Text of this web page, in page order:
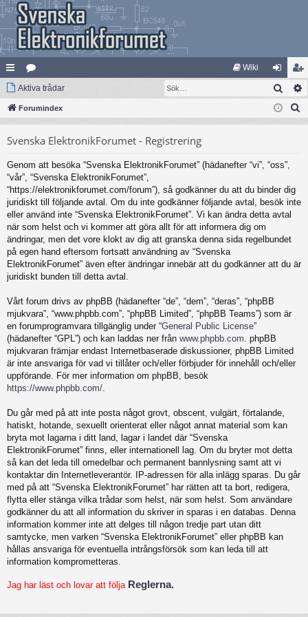
na
bb
ar
at
eg
Wiki
og
ga
li
m
Aktiva trådar Sök
Forumindex
Svenska ElektronikForumet - Registrering
Genom att besöka “Svenska ElektronikForumet” (hädanefter “vi”, “oss”,
“vår”, “Svenska ElektronikForumet”,
“https://elektronikforumet.com/forum”), så godkänner du att du binder dig
juridiskt till följande avtal. Om du inte godkänner följande avtal, besök inte
eller använd inte “Svenska ElektronikForumet”. Vi kan ändra detta avtal
när som helst och vi kommer att göra allt för att informera dig om
ändringar, men det vore klokt av dig att granska denna sida regelbundet
på egen hand eftersom fortsatt användning av “Svenska
ElektronikForumet” även efter ändringar innebär att du godkänner att du är
juridiskt bunden till detta avtal.
Vårt forum drivs av phpBB (hädanefter “de”, “dem”, “deras”, “phpBB
mjukvara”, “www.phpbb.com”, “phpBB Limited”, “phpBB Teams”) som är
en forumprogramvara tillgänglig under “General Public License”
(hädanefter “GPL”) och kan laddas ner från www.phpbb.com . phpBB
mjukvaran främjar endast Internetbaserade diskussioner, phpBB Limited
är inte ansvariga för vad vi tillåter och/eller förbjuder för innehåll och/eller
uppförande. För mer information om phpBB, besök
https://www.phpbb.com/
Du går med på att inte posta något grovt, obscent, vulgärt, förtalande,
hatiskt, hotande, sexuellt orienterat eller något annat material som kan
bryta mot lagarna i ditt land, lagar i landet där “Svenska
ElektronikForumet” finns, eller internationell lag. Om du bryter mot detta
så kan det leda till omedelbar och permanent bannlysning samt att vi
kontaktar din Internetleverantör. IP-adressen för alla inlägg sparas. Du går
med på att “Svenska ElektronikForumet” har rätten att ta bort, redigera,
flytta eller stänga vilka trådar som helst, när som helst. Som användare
godkänner du att all information du skriver in sparas i en databas. Denna
information kommer inte att delges till någon tredje part utan ditt
samtycke, men varken “Svenska ElektronikForumet” eller phpBB kan
hållas ansvariga för eventuella intrångsförsök som kan leda till att
information komprometteras.
Jag har läst och lovar att följa Reglerna.